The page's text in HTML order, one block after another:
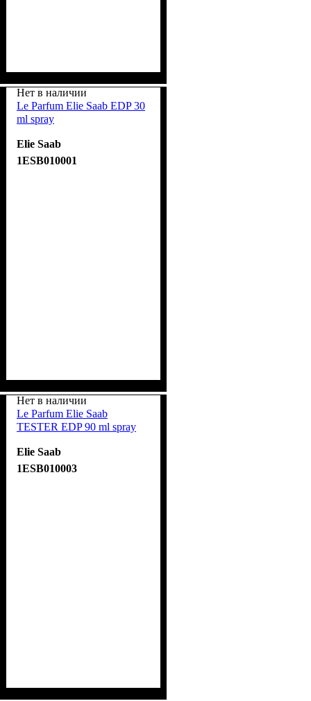
Нет в наличии
Le Parfum Elie Saab EDP 30
ml spray
Elie Saab
1ESB010001
Нет в наличии
Le Parfum Elie Saab
TESTER EDP 90 ml spray
Elie Saab
1ESB010003